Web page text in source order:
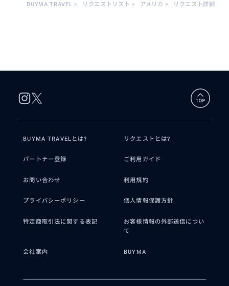
得意なジャンル / 分野
程作成と現地事情を熟知した経験豊かな
クチコミ
圧巻の旅
50代
ホスピタリティ溢れるきめ細やかなお心
きました。これまで体験したことのない
た。...
BUYMA TRAVEL > リクエストリスト > アメリカ > リクエスト詳細
BUYMA TRAVELとは? リクエストとは?
パートナー登録 ご利用ガイド
お問い合わせ 利用規約
プライバシーポリシー 個人情報保護方針
特定商取引法に関する表記
お客様情報の外部送信につい
て
会社案内 BUYMA